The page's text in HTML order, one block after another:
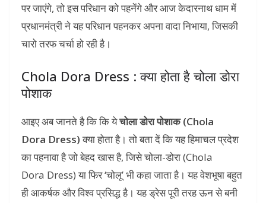
पर जाएंगे, तो इस परिधान को पहनेंगे और आज केदारनाथ धाम में
प्रधानमंत्री ने यह परिधान पहनकर अपना वादा निभाया, जिसकी
चारो तरफ चर्चा हो रही है।
Chola Dora Dress : क्या होता है चोला डोरा
पोशाक
आइए अब जानते है कि कि येचोला डोरा पोशाक (Chola
Dora Dress)क्या होता है। तो बता दें कि यह हिमाचल प्रदेश
का पहनावा है जो बेहद खास है, जिसे चोला-डोरा (Chola
Dora Dress) या फिर ‘चोलू’ भी कहा जाता है। यह वेशभूषा बहुत
ही आकर्षक और विश्व प्रसिद्ध है। यह ड्रेस पूरी तरह ऊन से बनी